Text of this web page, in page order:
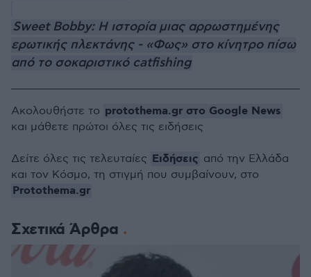
Sweet Bobby: Η ιστορία μιας αρρωστημένης
ερωτικής πλεκτάνης - «Φως» στο κίνητρο πίσω
από το σοκαριστικό catfishing
Σχετικά Άρθρα
Ακολουθήστε το protothema.gr στο Google News
και μάθετε πρώτοι όλες τις ειδήσεις
Δείτε όλες τις τελευταίες Ειδήσεις από την Ελλάδα
και τον Κόσμο, τη στιγμή που συμβαίνουν, στο
Protothema.gr